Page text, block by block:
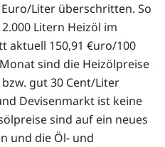
Liter überschritten. So
Litern Heizöl im
aktuell 150,91 €uro/100
sind die Heizölpreise
gut 30 Cent/Liter
Devisenmarkt ist keine
sind auf ein neues
und die Öl- und